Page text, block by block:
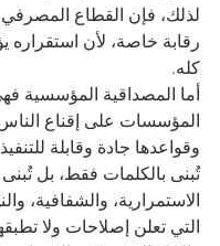
لذلك، فإن القطاع المصرفي
رقابة خاصة، لأن استقراره
كله.
أما المصداقية المؤسسية
المؤسسات على إقناع الناس
وقواعدها جادة وقابلة
تُبنى بالكلمات فقط، بل
الاستمرارية، والشفافية،
التي تعلن إصلاحات ولا